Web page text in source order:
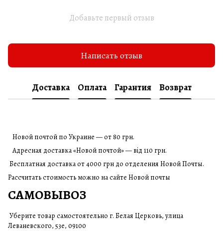
Добавьте первый отзыв
Написать отзыв
Доставка Оплата Гарантия Возврат
Новой почтой по Украине — от 80 грн.
Адресная доставка «Новой почтой» — від 110 грн.
Бесплатная доставка от 4000 грн до отделения Новой Почты.
Рассчитать стоимость можно на сайте Новой почты
САМОВЫВОЗ
Уберите товар самостоятельно г. Белая Церковь, улица
Леваневского, 53е, 09100